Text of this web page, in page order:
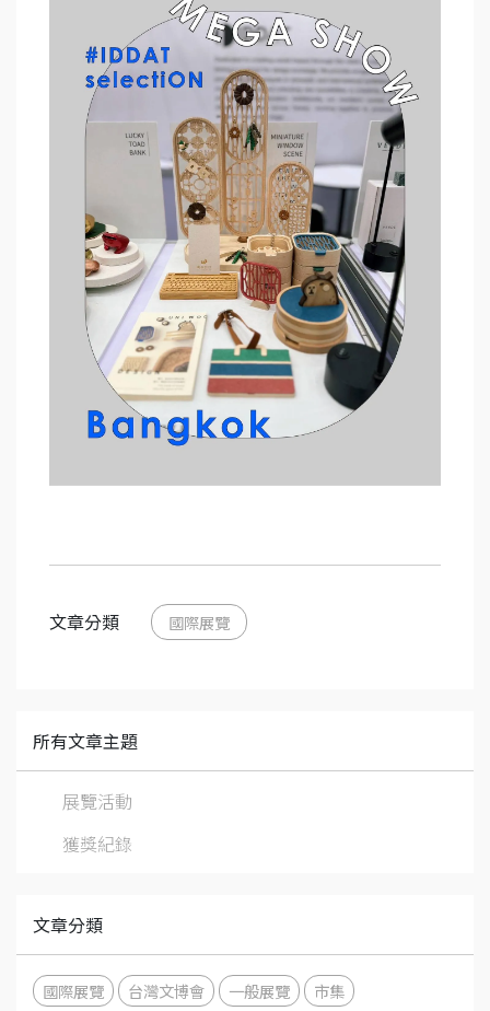
文章分類 國際展覽
所有文章主題
展覽活動
獲獎紀錄
文章分類
國際展覽 台灣文博會 一般展覽 市集